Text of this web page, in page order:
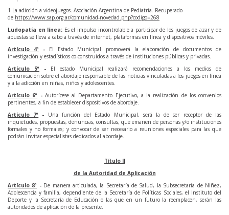
1 La adicción a videojuegos. Asociación Argentina de Pediatría. Recuperado
de https://www.sap.org.ar/comunidad-novedad.php?codigo=268
Ludopatía en línea: Es el impulso incontrolable a participar de los juegos de azar y de
apuestas se lleva a cabo a través de internet, plataformas en línea y dispositivos móviles.
Artículo 4º - El Estado Municipal promoverá la elaboración de documentos de
investigación y estadísticos co-construidos a través de instituciones públicas y privadas.
Artículo 5º -El estado Municipal realizará recomendaciones a los medios de
comunicación sobre el abordaje responsable de las noticias vinculadas a los juegos en línea
y a la adicción en niñas, niños y adolescentes.
Artículo 6º -Autorícese al Departamento Ejecutivo, a la realización de los convenios
pertinentes, a fin de establecer dispositivos de abordaje.
Artículo 7º - Una función del Estado Municipal, será la de ser receptor de las
inquietudes, propuestas, denuncias, consultas, que emanen de personas y/o instituciones
formales y no formales; y convocar de ser necesario a reuniones especiales para las que
podrán invitar especialistas dedicados al abordaje.
Título II
de la Autoridad de Aplicación
Artículo 8º -De manera articulada, la Secretaría de Salud, la Subsecretaría de Niñez,
Adolescencia y familia, dependiente de la Secretaría de Políticas Sociales, el Instituto del
Deporte y la Secretaría de Educación o las que en un futuro la reemplacen, serán las
autoridades de aplicación de la presente.